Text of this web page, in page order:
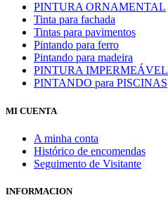
PINTURA ORNAMENTAL
Tinta para fachada
Tintas para pavimentos
Pintando para ferro
Pintando para madeira
PINTURA IMPERMEÁVEL
PINTANDO para PISCINAS
MI CUENTA
A minha conta
Histórico de encomendas
Seguimento de Visitante
INFORMACION